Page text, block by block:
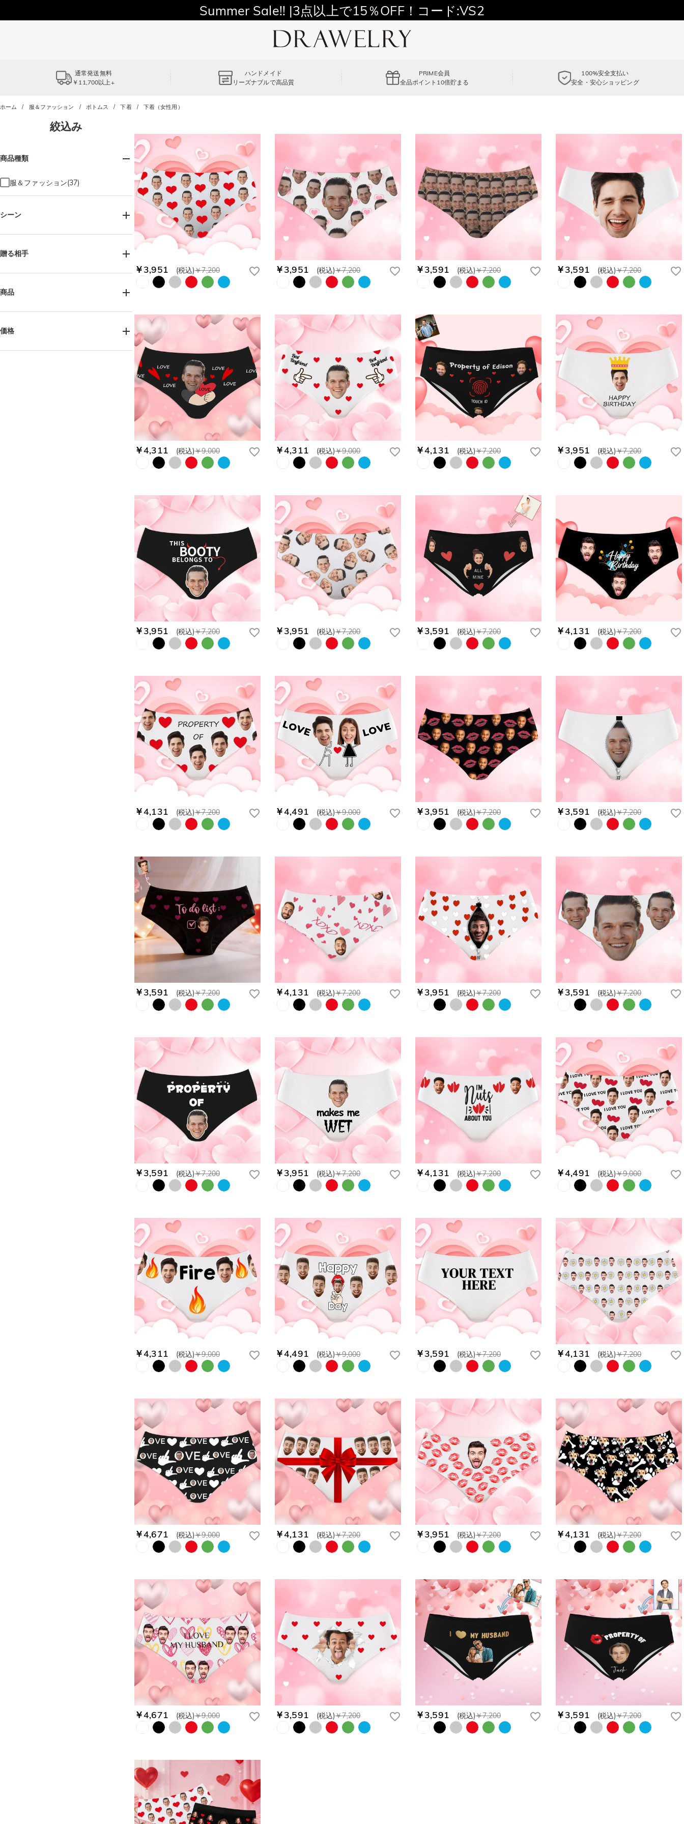
11,700円以上通常配送無料！
Summer Sale!! |3点以上で15％OFF！コード:VS2
通常発送無料
￥11,700以上+
ハンドメイド
リーズナブルで高品質
PRIME会員
全品ポイント10倍貯まる
100%安全支払い
安全・安心ショッピング
ホーム 服＆ファッション ボトムス 下着 下着（女性用）
絞込み
商品種類
服＆ファッション(37)
シーン
贈る相手
カップルへ(34)
商品
価格
￥3,951 (税込)￥7,200 ￥3,951 (税込)￥7,200 ￥3,591 (税込)￥7,200 ￥3,591 (税込)￥7,200
￥4,311 (税込)￥9,000 ￥4,311 (税込)￥9,000 ￥4,131 (税込)￥7,200 ￥3,951 (税込)￥7,200
￥3,951 (税込)￥7,200 ￥3,951 (税込)￥7,200 ￥3,591 (税込)￥7,200 ￥4,131 (税込)￥7,200
￥4,131 (税込)￥7,200 ￥4,491 (税込)￥9,000 ￥3,951 (税込)￥7,200 ￥3,591 (税込)￥7,200
￥3,591 (税込)￥7,200 ￥4,131 (税込)￥7,200 ￥3,951 (税込)￥7,200 ￥3,591 (税込)￥7,200
￥3,591 (税込)￥7,200 ￥3,951 (税込)￥7,200 ￥4,131 (税込)￥7,200 ￥4,491 (税込)￥9,000
￥4,311 (税込)￥9,000 ￥4,491 (税込)￥9,000 ￥3,591 (税込)￥7,200 ￥4,131 (税込)￥7,200
￥4,671 (税込)￥9,000 ￥4,131 (税込)￥7,200 ￥3,951 (税込)￥7,200 ￥4,131 (税込)￥7,200
￥4,671 (税込)￥9,000 ￥3,591 (税込)￥7,200 ￥3,591 (税込)￥7,200 ￥3,591 (税込)￥7,200